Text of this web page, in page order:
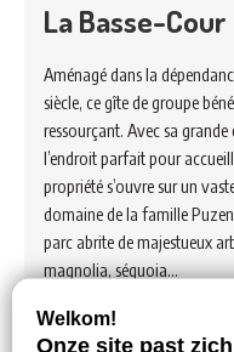
La Basse-Cour
Aménagé dans la
siècle, ce gîte de groupe
ressourçant. Avec sa
l’endroit parfait pour
propriété s’ouvre sur un
domaine de la famille
parc abrite de majestueux
magnolia, séquoia…
Voir hébergement